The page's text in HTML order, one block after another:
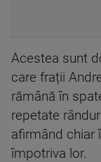
Acestea sunt
care frații
rămână în
repetate
afirmând chiar
împotriva lor.